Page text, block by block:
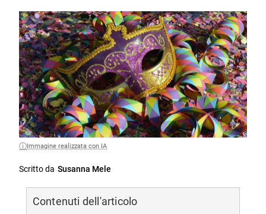
Immagine realizzata con IA
Scritto da Susanna Mele
Contenuti dell'articolo